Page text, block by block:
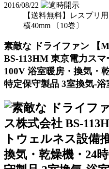
2016/08/22
【送料無料】レスプリ
横40mm 〔10巻〕
素敵な ドライファン 【
BS-113HM 東京電力ス
100V 浴室暖房・換気・
特定保守製品 3室換気-